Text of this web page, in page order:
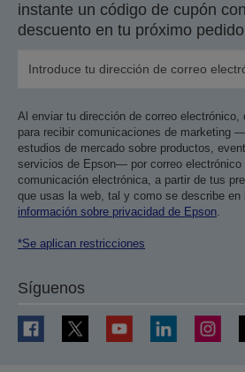
instante un código de cupón
descuento en tu próximo
Al enviar tu dirección de correo
para recibir comunicaciones de marketing
estudios de mercado sobre productos,
servicios de Epson— por correo electrónico
comunicación electrónica, a partir de tus
que usas la web, tal y como se describe en
información sobre privacidad de Epson.
*Se aplican restricciones
Síguenos